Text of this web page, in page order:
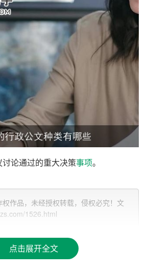
论通过的重大决策事项。
撤销下级机关不适当的决定事项。
于公布行政法规和规章、宣布施行重
授予和晋升衔级、嘉奖有关单位和人
作品，未经授权转载，侵权必究！文
1526.html
点击展开全文